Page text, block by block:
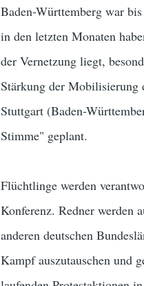
Baden-Württemberg war
in den letzten Monaten
der Vernetzung liegt,
Stärkung der Mobilisierung
Stuttgart (Baden-
Stimme" geplant.
Flüchtlinge werden
Konferenz. Redner werden
anderen deutschen
Kampf auszutauschen und